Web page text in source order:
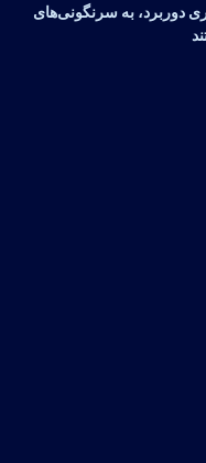
دوربرد، به سرنگونی‌های